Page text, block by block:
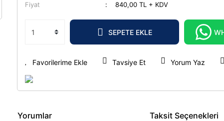
Fiyat
840,00 TL + KDV
SEPETE EKLE
Tavsiye Et Yorum Yaz
Yorumlar Taksit Seçenekleri